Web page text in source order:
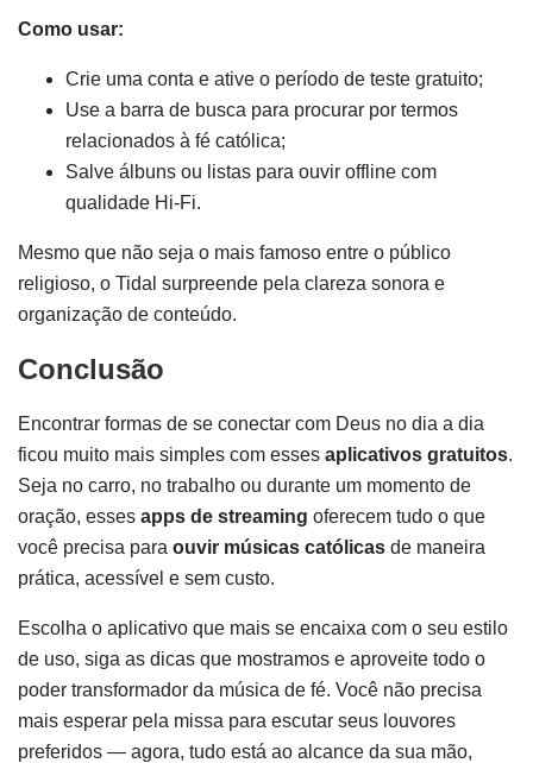
Como usar:
Crie uma conta e ative o período de teste gratuito;
Use a barra de busca para procurar por termos
relacionados à fé católica;
Salve álbuns ou listas para ouvir offline com
qualidade Hi-Fi.
Mesmo que não seja o mais famoso entre o público
religioso, o Tidal surpreende pela clareza sonora e
organização de conteúdo.
Conclusão
Encontrar formas de se conectar com Deus no dia a dia
ficou muito mais simples com esses aplicativos gratuitos.
Seja no carro, no trabalho ou durante um momento de
oração, esses apps de streaming oferecem tudo o que
você precisa para ouvir músicas católicas de maneira
prática, acessível e sem custo.
Escolha o aplicativo que mais se encaixa com o seu estilo
de uso, siga as dicas que mostramos e aproveite todo o
poder transformador da música de fé. Você não precisa
mais esperar pela missa para escutar seus louvores
preferidos — agora, tudo está ao alcance da sua mão,